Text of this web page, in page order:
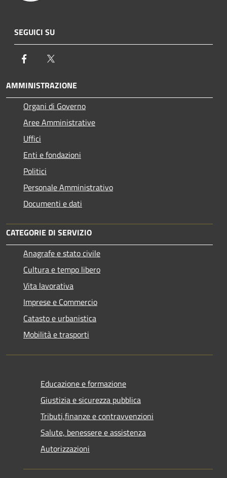
SEGUICI SU
Facebook
AMMINISTRAZIONE
Organi di Governo
Aree Amministrative
Uffici
Enti e fondazioni
Politici
Personale Amministrativo
Documenti e dati
CATEGORIE DI SERVIZIO
Anagrafe e stato civile
Cultura e tempo libero
Vita lavorativa
Imprese e Commercio
Catasto e urbanistica
Mobilità e trasporti
Educazione e formazione
Giustizia e sicurezza pubblica
Tributi,finanze e contravvenzioni
Salute, benessere e assistenza
Autorizzazioni